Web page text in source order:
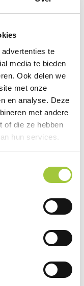
te
media te bieden
Ook delen we
met onze
en analyse. Deze
met andere
of die ze hebben
hun services.